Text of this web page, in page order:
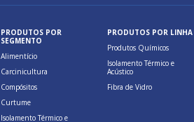
PRODUTOS POR
SEGMENTO
Alimentício
Carcinicultura
Compósitos
Curtume
Isolamento Térmico e
PRODUTOS POR LINHA
Produtos Químicos
Isolamento Térmico e
Acústico
Fibra de Vidro